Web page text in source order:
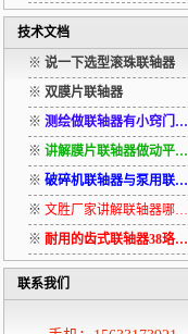
技术文档
※ 说一下选型滚珠联轴器
※ 双膜片联轴器
※ 测绘做联轴器有小窍门…
※ 讲解膜片联轴器做动平…
※ 破碎机联轴器与泵用联…
※ 文胜厂家讲解联轴器哪…
※ 耐用的齿式联轴器38珞…
联系我们